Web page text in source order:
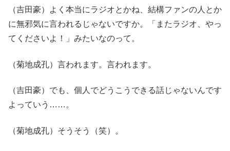
（吉田豪）よく本当にラジオとかね、結構ファンの人とか
に無邪気に言われるじゃないですか。「またラジオ、やっ
てくださいよ！」みたいなのって。
（菊地成孔）言われます。言われます。
（吉田豪）でも、個人でどうこうできる話じゃないんです
よっていう……。
（菊地成孔）そうそう（笑）。